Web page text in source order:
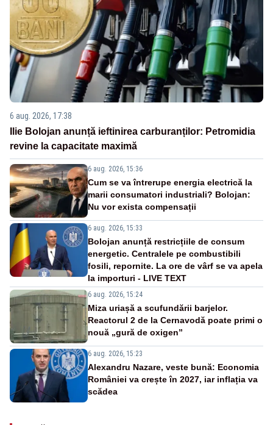
6 aug. 2026, 17:38
Ilie Bolojan anunță ieftinirea carburanților: Petromidia
revine la capacitate maximă
6 aug. 2026, 15:36
Cum se va întrerupe energia electrică la
marii consumatori industriali? Bolojan:
Nu vor exista compensații
6 aug. 2026, 15:33
Bolojan anunță restricțiile de consum
energetic. Centralele pe combustibili
fosili, repornite. La ore de vârf se va apela
la importuri - LIVE TEXT
6 aug. 2026, 15:24
Miza uriașă a scufundării barjelor.
Reactorul 2 de la Cernavodă poate primi o
nouă „gură de oxigen”
6 aug. 2026, 15:23
Alexandru Nazare, veste bună: Economia
României va crește în 2027, iar inflația va
scădea